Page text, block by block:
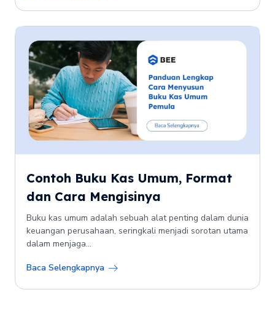
Contoh Buku Kas Umum, Format
dan Cara Mengisinya
Buku kas umum adalah sebuah alat penting dalam dunia
keuangan perusahaan, seringkali menjadi sorotan utama
dalam menjaga...
Baca Selengkapnya